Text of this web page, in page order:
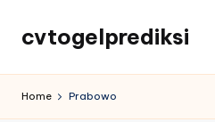
cvtogelprediksi
Home Prabowo